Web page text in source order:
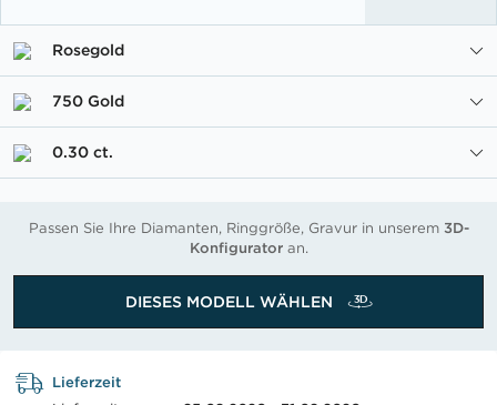
Rosegold
750 Gold
0.30 ct.
Passen Sie Ihre Diamanten, Ringgröße, Gravur in unserem 3D-
Konfiguratoran.
DIESES MODELL WÄHLEN
Lieferzeit